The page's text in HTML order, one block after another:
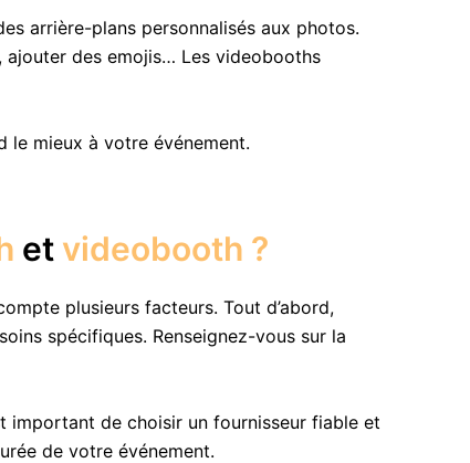
arrière-plans personnalisés aux photos.
des emojis… Les videobooths
mieux à votre événement.
et videobooth ?
plusieurs facteurs. Tout d’abord,
spécifiques. Renseignez-vous sur la
important de choisir un fournisseur fiable et
de votre événement.